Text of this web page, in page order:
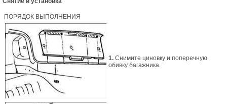
ПОРЯДОК ВЫПОЛНЕНИЯ
1. Снимите циновку и поперечную
обивку багажника.